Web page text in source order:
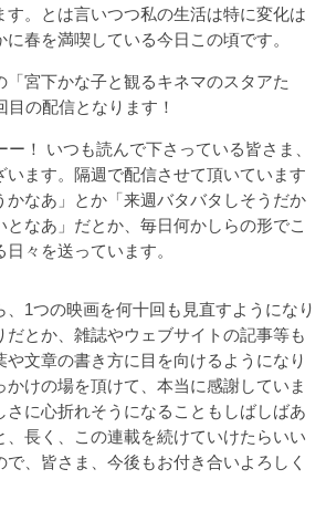
す。とは言いつつ私の生活は特に変化は
春を満喫している今日この頃です。
宮下かな子と観るキネマのスタアた
の配信となります！
！ いつも読んで下さっている皆さま、
います。隔週で配信させて頂いています
かなあ」とか「来週バタバタしそうだか
となあ」だとか、毎日何かしらの形でこ
々を送っています。
1つの映画を何十回も見直すようになり
だとか、雑誌やウェブサイトの記事等も
や文章の書き方に目を向けるようになり
かけの場を頂けて、本当に感謝していま
さに心折れそうになることもしばしばあ
、長く、この連載を続けていけたらいい
、皆さま、今後もお付き合いよろしく